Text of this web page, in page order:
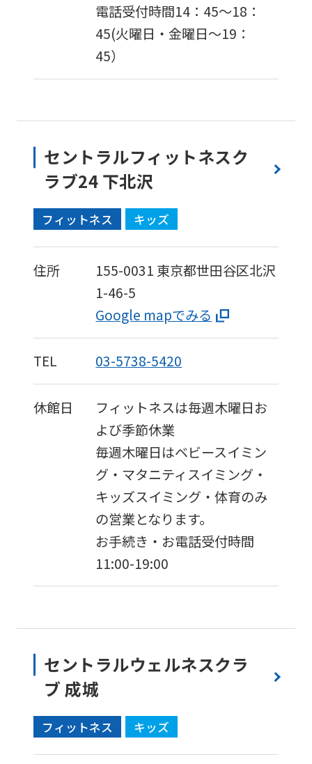
電話受付時間14：45～18：
45(火曜日・金曜日～19：
45）
セントラルフィットネスク
ラブ24 下北沢
フィットネス キッズ
住所 155-0031 東京都世田谷区北沢
1-46-5
Google mapでみる
TEL 03-5738-5420
休館日
フィットネスは毎週木曜日お
よび季節休業
毎週木曜日はベビースイミン
グ・マタニティスイミング・
キッズスイミング・体育のみ
の営業となります。
お手続き・お電話受付時間
11:00-19:00
セントラルウェルネスクラ
ブ 成城
フィットネス キッズ